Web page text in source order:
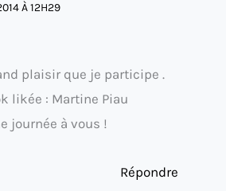
À 12H29
plaisir que je participe .
likée : Martine Piau
journée à vous !
Répondre